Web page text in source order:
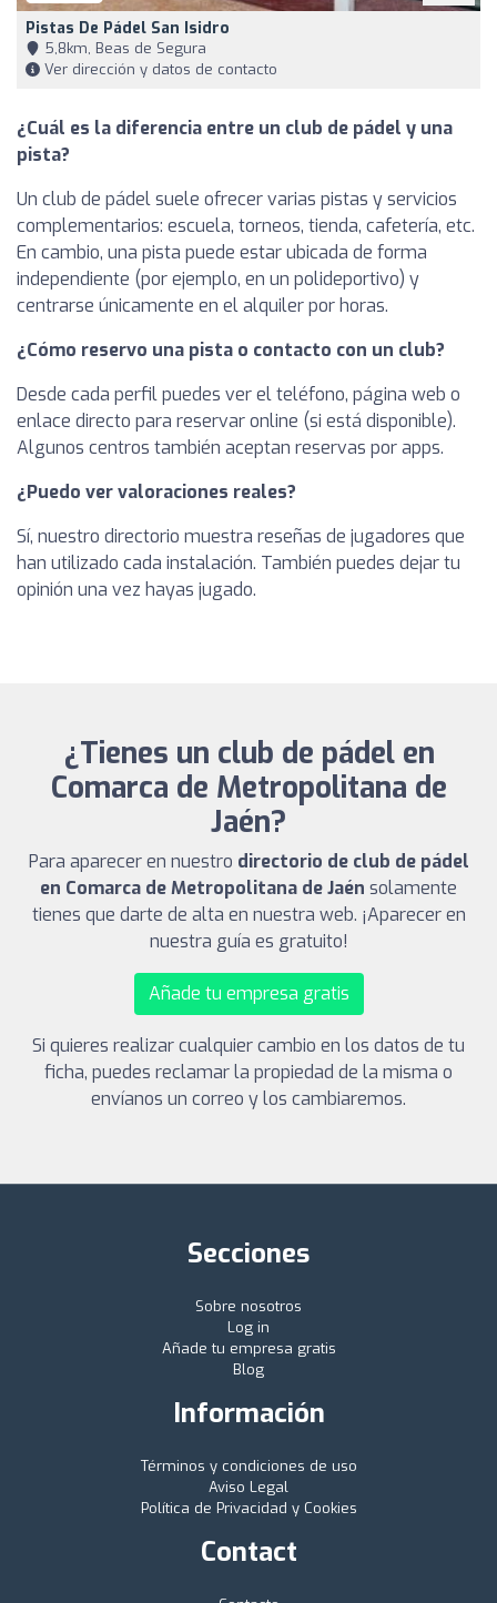
Pistas De Pádel San Isidro
5,8km, Beas de Segura
Ver dirección y datos de contacto
¿Cuál es la diferencia entre un club de pádel y una
pista?
Un club de pádel suele ofrecer varias pistas y servicios
complementarios: escuela, torneos, tienda, cafetería, etc.
En cambio, una pista puede estar ubicada de forma
independiente (por ejemplo, en un polideportivo) y
centrarse únicamente en el alquiler por horas.
¿Cómo reservo una pista o contacto con un club?
Desde cada perfil puedes ver el teléfono, página web o
enlace directo para reservar online (si está disponible).
Algunos centros también aceptan reservas por apps.
¿Puedo ver valoraciones reales?
Sí, nuestro directorio muestra reseñas de jugadores que
han utilizado cada instalación. También puedes dejar tu
opinión una vez hayas jugado.
¿Tienes un club de pádel en
Comarca de Metropolitana de
Jaén?
Para aparecer en nuestro directorio de club de pádel
en Comarca de Metropolitana de Jaén solamente
tienes que darte de alta en nuestra web. ¡Aparecer en
nuestra guía es gratuito!
Añade tu empresa gratis
Si quieres realizar cualquier cambio en los datos de tu
ficha, puedes reclamar la propiedad de la misma o
envíanos un correo y los cambiaremos.
Secciones
Sobre nosotros
Log in
Añade tu empresa gratis
Blog
Información
Términos y condiciones de uso
Aviso Legal
Política de Privacidad y Cookies
Contact